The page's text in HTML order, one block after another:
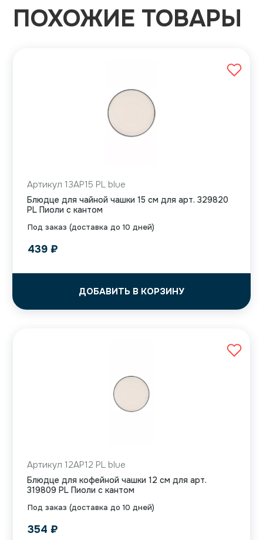
ПОХОЖИЕ ТОВАРЫ
Под заказ (доставка до 10 дней)
Артикул 13AP15 PL blue
Блюдце для чайной чашки 15 см для арт. 329820
PL Пиоли с кантом
439 ₽
ДОБАВИТЬ В КОРЗИНУ
Под заказ (доставка до 10 дней)
Артикул 12AP12 PL blue
Блюдце для кофейной чашки 12 см для арт.
319809 PL Пиоли с кантом
354 ₽